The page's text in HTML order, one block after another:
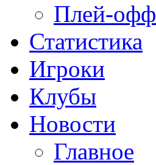
Плей-офф
Статистика
Игроки
Клубы
Новости
Главное